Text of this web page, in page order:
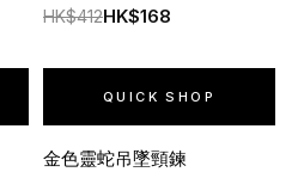
HK$412HK$168
QUICK SHOP
金色靈蛇吊墜頸鍊